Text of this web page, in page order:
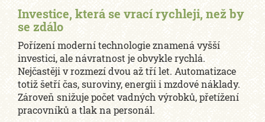
Investice, která se vrací rychleji, než by
se zdálo
Pořízení moderní technologie znamená vyšší
investici, ale návratnost je obvykle rychlá.
Nejčastěji v rozmezí dvou až tří let. Automatizace
totiž šetří čas, suroviny, energii i mzdové náklady.
Zároveň snižuje počet vadných výrobků, přetížení
pracovníků a tlak na personál.